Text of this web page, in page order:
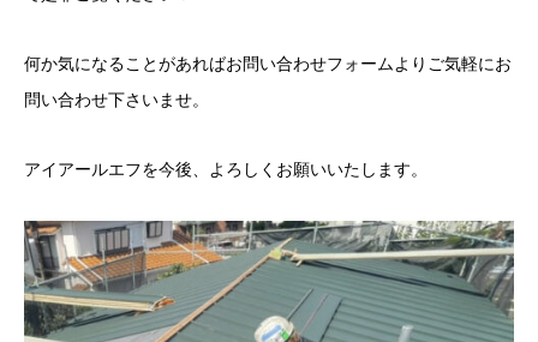
何か気になることがあればお問い合わせフォームよりご気軽にお
問い合わせ下さいませ。
アイアールエフを今後、よろしくお願いいたします。